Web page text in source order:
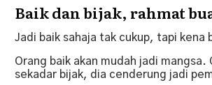
Baik dan bijak, rahmat
Jadi baik sahaja tak cukup, tapi kena
Orang baik akan mudah jadi mangsa.
sekadar bijak, dia cenderung jadi